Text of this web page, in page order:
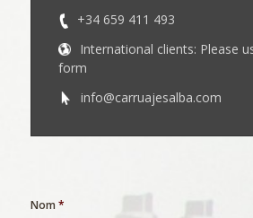
+34 659 411 493
International clients: Please
form
info@carruajesalba.com
Nom *